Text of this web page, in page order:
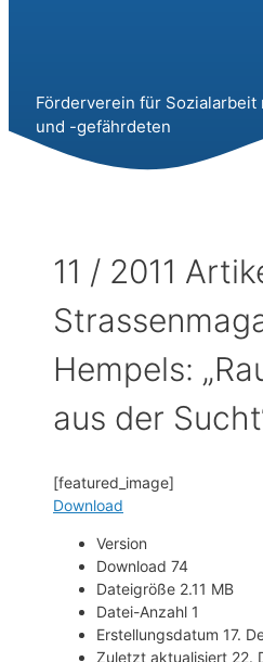
Förderverein für Sozialarbeit
und -gefährdeten
11 / 2011
Hempels:
aus der
[featured_image]
Download
Version
Download 74
Dateigröße 2.11 MB
Datei-Anzahl 1
Erstellungsdatum 17.
Zuletzt aktualisiert 22.